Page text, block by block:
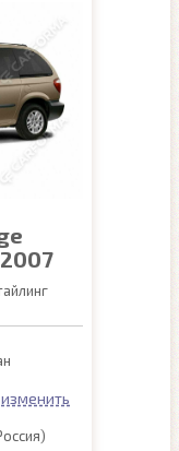
изменить